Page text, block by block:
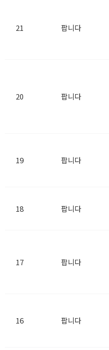
21 팝니다
20 팝니다
19 팝니다
18 팝니다
17 팝니다
16 팝니다